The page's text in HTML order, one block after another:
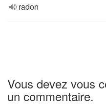
radon
Vous devez vous
un commentaire.